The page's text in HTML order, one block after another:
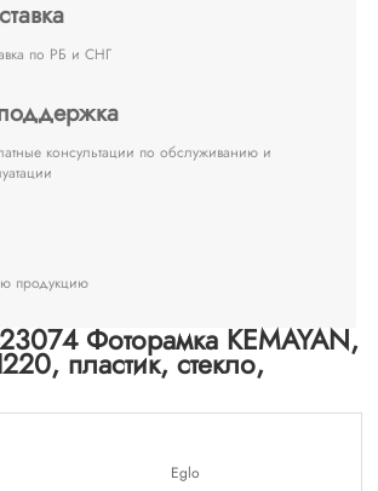
по РБ и СНГ
консультации по обслуживанию и
продукцию
Фоторамка KEMAYAN,
пластик, стекло,
Eglo